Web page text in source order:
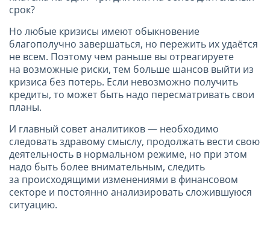
срок?
Но любые кризисы имеют обыкновение
благополучно завершаться, но пережить их удаётся
не всем. Поэтому чем раньше вы отреагируете
на возможные риски, тем больше шансов выйти из
кризиса без потерь. Если невозможно получить
кредиты, то может быть надо пересматривать свои
планы.
И главный совет аналитиков — необходимо
следовать здравому смыслу, продолжать вести свою
деятельность в нормальном режиме, но при этом
надо быть более внимательным, следить
за происходящими изменениями в финансовом
секторе и постоянно анализировать сложившуюся
ситуацию.